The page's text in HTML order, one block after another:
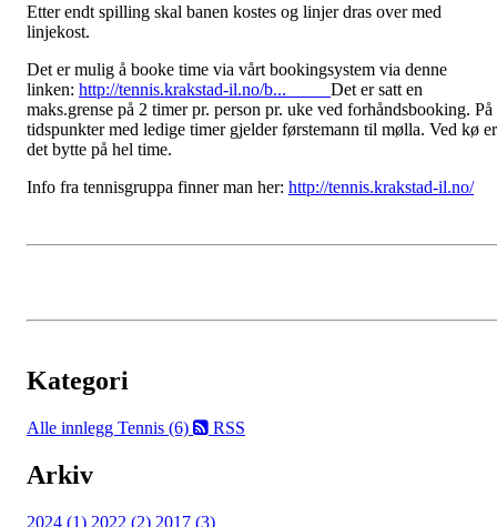
Etter endt spilling skal banen kostes og linjer dras over med
linjekost.
Det er mulig å booke time via vårt bookingsystem via denne
linken: http://tennis.krakstad-il.no/b... Det er satt en
maks.grense på 2 timer pr. person pr. uke ved forhåndsbooking. På
tidspunkter med ledige timer gjelder førstemann til mølla. Ved kø er
det bytte på hel time.
Info fra tennisgruppa finner man her: http://tennis.krakstad-il.no/
Kategori
Alle innlegg Tennis (6) RSS
Arkiv
2024 (1) 2022 (2) 2017 (3)